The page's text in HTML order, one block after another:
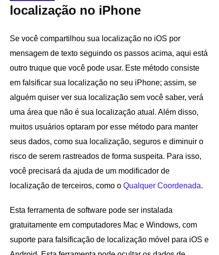
localização no iPhone
Se você compartilhou sua localização no iOS por
mensagem de texto seguindo os passos acima, aqui está
outro truque que você pode usar. Este método consiste
em falsificar sua localização no seu iPhone; assim, se
alguém quiser ver sua localização sem você saber, verá
uma área que não é sua localização atual. Além disso,
muitos usuários optaram por esse método para manter
seus dados, como sua localização, seguros e diminuir o
risco de serem rastreados de forma suspeita. Para isso,
você precisará da ajuda de um modificador de
localização de terceiros, como o Qualquer Coordenada.
Esta ferramenta de software pode ser instalada
gratuitamente em computadores Mac e Windows, com
suporte para falsificação de localização móvel para iOS e